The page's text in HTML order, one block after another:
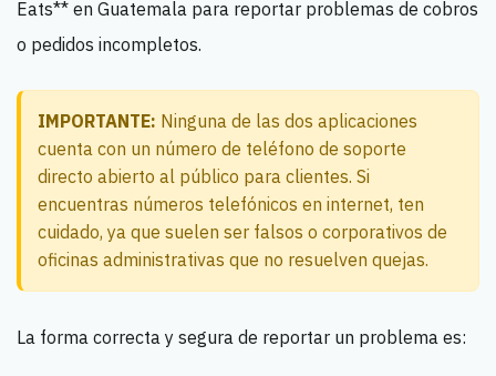
Eats** en Guatemala para reportar problemas de cobros
o pedidos incompletos.
IMPORTANTE: Ninguna de las dos aplicaciones
cuenta con un número de teléfono de soporte
directo abierto al público para clientes. Si
encuentras números telefónicos en internet, ten
cuidado, ya que suelen ser falsos o corporativos de
oficinas administrativas que no resuelven quejas.
La forma correcta y segura de reportar un problema es: